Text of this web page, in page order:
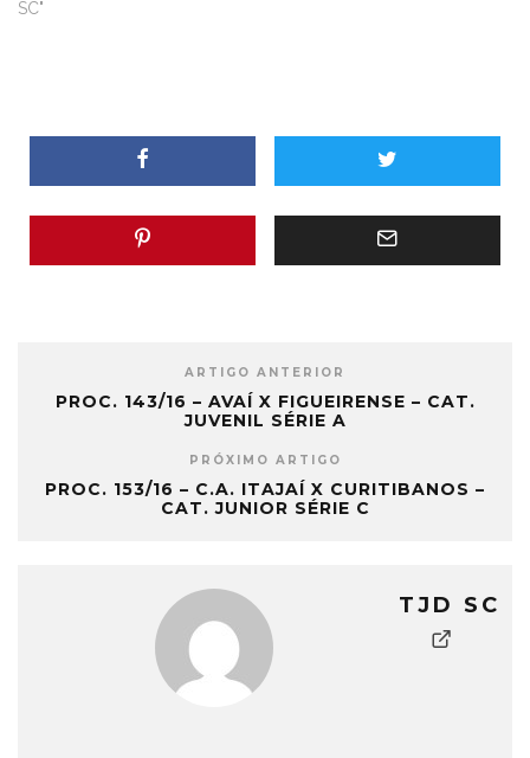
SC"
ARTIGO ANTERIOR
PROC. 143/16 – AVAÍ X FIGUEIRENSE – CAT.
JUVENIL SÉRIE A
PRÓXIMO ARTIGO
PROC. 153/16 – C.A. ITAJAÍ X CURITIBANOS –
CAT. JUNIOR SÉRIE C
TJD SC